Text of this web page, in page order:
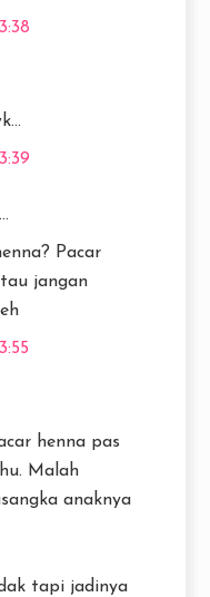
Pacar
jangan
henna pas
Malah
anaknya
tapi jadinya